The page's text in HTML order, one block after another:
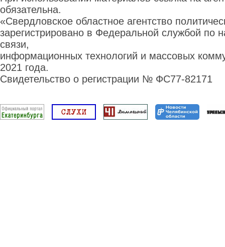
обязательна.
«Свердловское областное агентство
зарегистрировано в Федеральной службой по
связи,
информационных технологий и массовых
2021 года.
Свидетельство о регистрации № ФС77-82171